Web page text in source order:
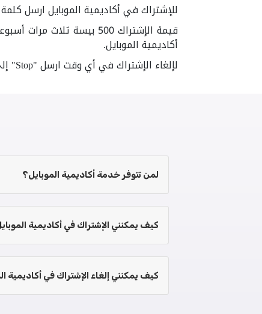
للإشتراك في أكاديمية الموبايل ارسل كلمة Learn إلى الرقم 90960
قيمة الإشتراك 500
أكاديمية الموبايل.
لإلغاء الإشتراك في أي وقت ارسل "Stop" إلى الرقم90960.
لمن تتوفر خدمة أكاديمية الموبايل؟
كيف يمكنني الإشتراك في أكاديمية
كيف يمكنني إلغاء الإشتراك في أكاديمية